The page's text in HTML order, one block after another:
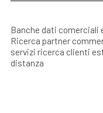
Banche dati comerciali
Ricerca partner
servizi ricerca clienti
distanza